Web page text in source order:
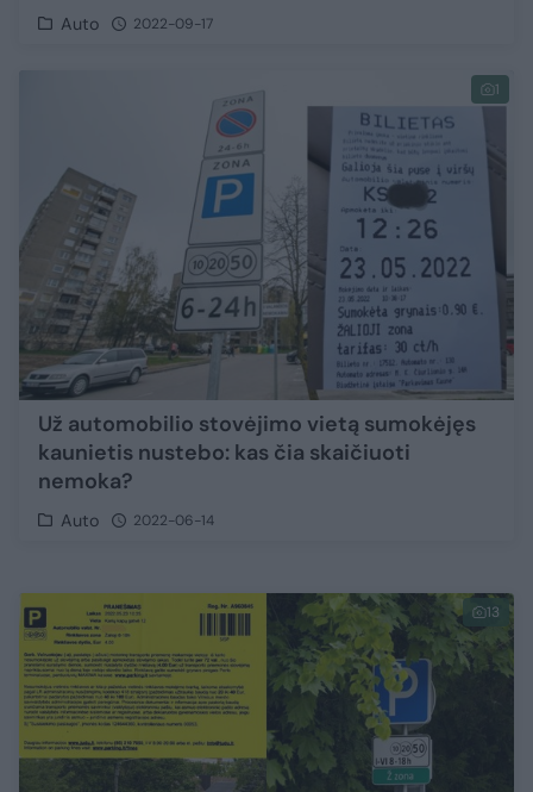
Auto 2022-09-17
1
Už automobilio stovėjimo vietą sumokėjęs
kaunietis nustebo: kas čia skaičiuoti
nemoka?
Auto 2022-06-14
13